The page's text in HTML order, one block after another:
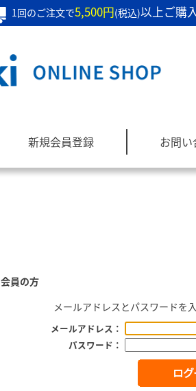
1回のご注文で5,500円(税込)以上ご購
新規会員登録 お問い
会員の方
メールアドレスとパスワードを
メールアドレス：
パスワード：